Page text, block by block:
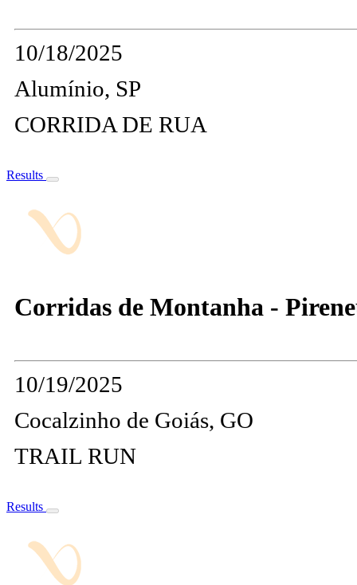
10/18/2025
Alumínio, SP
CORRIDA DE RUA
Results
Corridas de Montanha -
10/19/2025
Cocalzinho de Goiás, GO
TRAIL RUN
Results